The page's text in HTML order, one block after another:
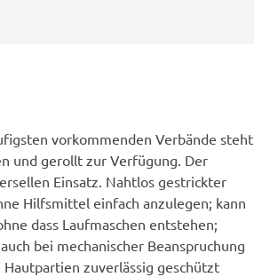
vorkommenden Verbände steht
und gerollt zur Verfügung. Der
Einsatz. Nahtlos gestrickter
Hilfsmittel einfach anzulegen; kann
dass Laufmaschen entstehen;
bei mechanischer Beanspruchung
zuverlässig geschützt